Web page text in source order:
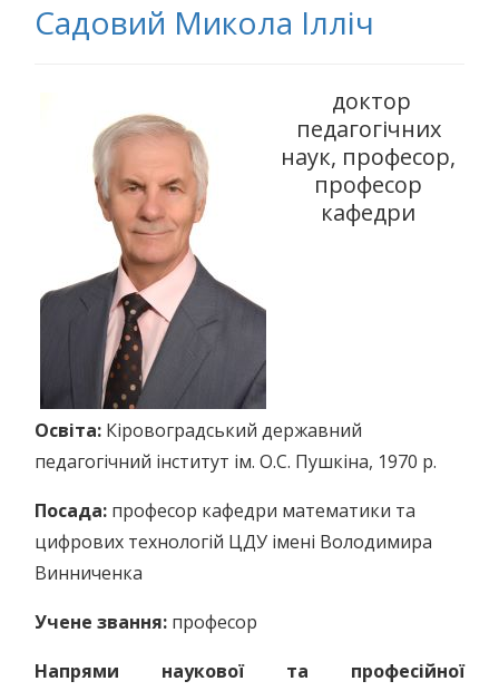
Садовий Микола Ілліч
доктор
педагогічних
наук, професор,
професор
кафедри
Освіта: Кіровоградський державний
педагогічний інститут ім. О.С. Пушкіна, 1970 р.
Посада: професор кафедри математики та
цифрових технологій ЦДУ імені Володимира
Винниченка
Учене звання: професор
Напрями наукової та професійної